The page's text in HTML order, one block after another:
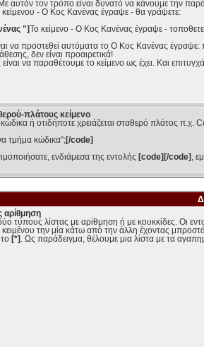
αυτόν τον τρόπο είναι δυνατό να κάνουμε την
κείμενου - Ο Κος Κανένας έγραψε - θα γράψετε:
"]Το κείμενο - Ο Κος Κανένας έγραψε -
να προστεθεί αυτόματα το Ο Κος Κανένας
δεν είναι προαιρετικά!
να παραθέτουμε το κείμενο ως έχει. Και
πλάτους κείμενο
κώδικα ή οτιδήποτε χρειάζεται σταθερό πλάτος π.χ.
τμήμα κώδικα"; [/code]
ενδιάμεσα της εντολής
[code][/code]
,
αρίθμηση
τύπους λίστας με αρίθμηση ή με κουκκίδες. Οι
κειμένου την μία κάτω από την άλλη έχοντας
[*]
. Ως παράδειγμα, θέλουμε μια λίστα με τα